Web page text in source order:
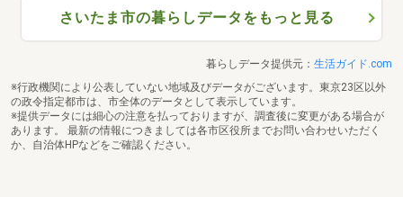
さいたま市の暮らしデータをもっと見る
暮らしデータ提供元： 生活ガイド.com
※行政機関により公表していない地域及びデータがございます。東京23区以外
の政令指定都市は、市全体のデータとして表示しています。
※提供データには細心の注意を払っておりますが、調査後に変更がある場合が
あります。 最新の情報につきましては各市区役所までお問い合わせいただく
か、自治体HPなどをご確認ください。